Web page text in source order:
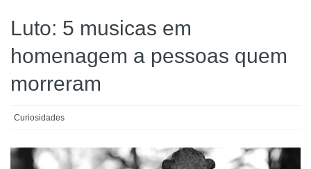
Luto: 5 musicas em
homenagem a pessoas quem
morreram
Curiosidades